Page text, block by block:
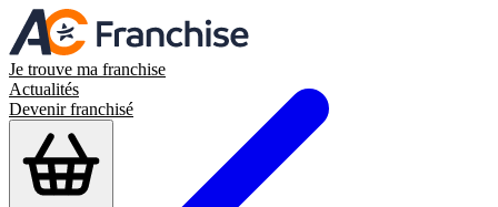
Je trouve ma franchise
Actualités
Devenir franchisé